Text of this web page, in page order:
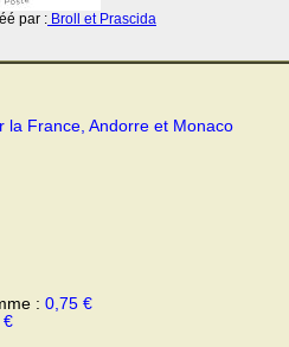
par : Broll et Prascida
la France, Andorre et Monaco
: 0,75 €
€